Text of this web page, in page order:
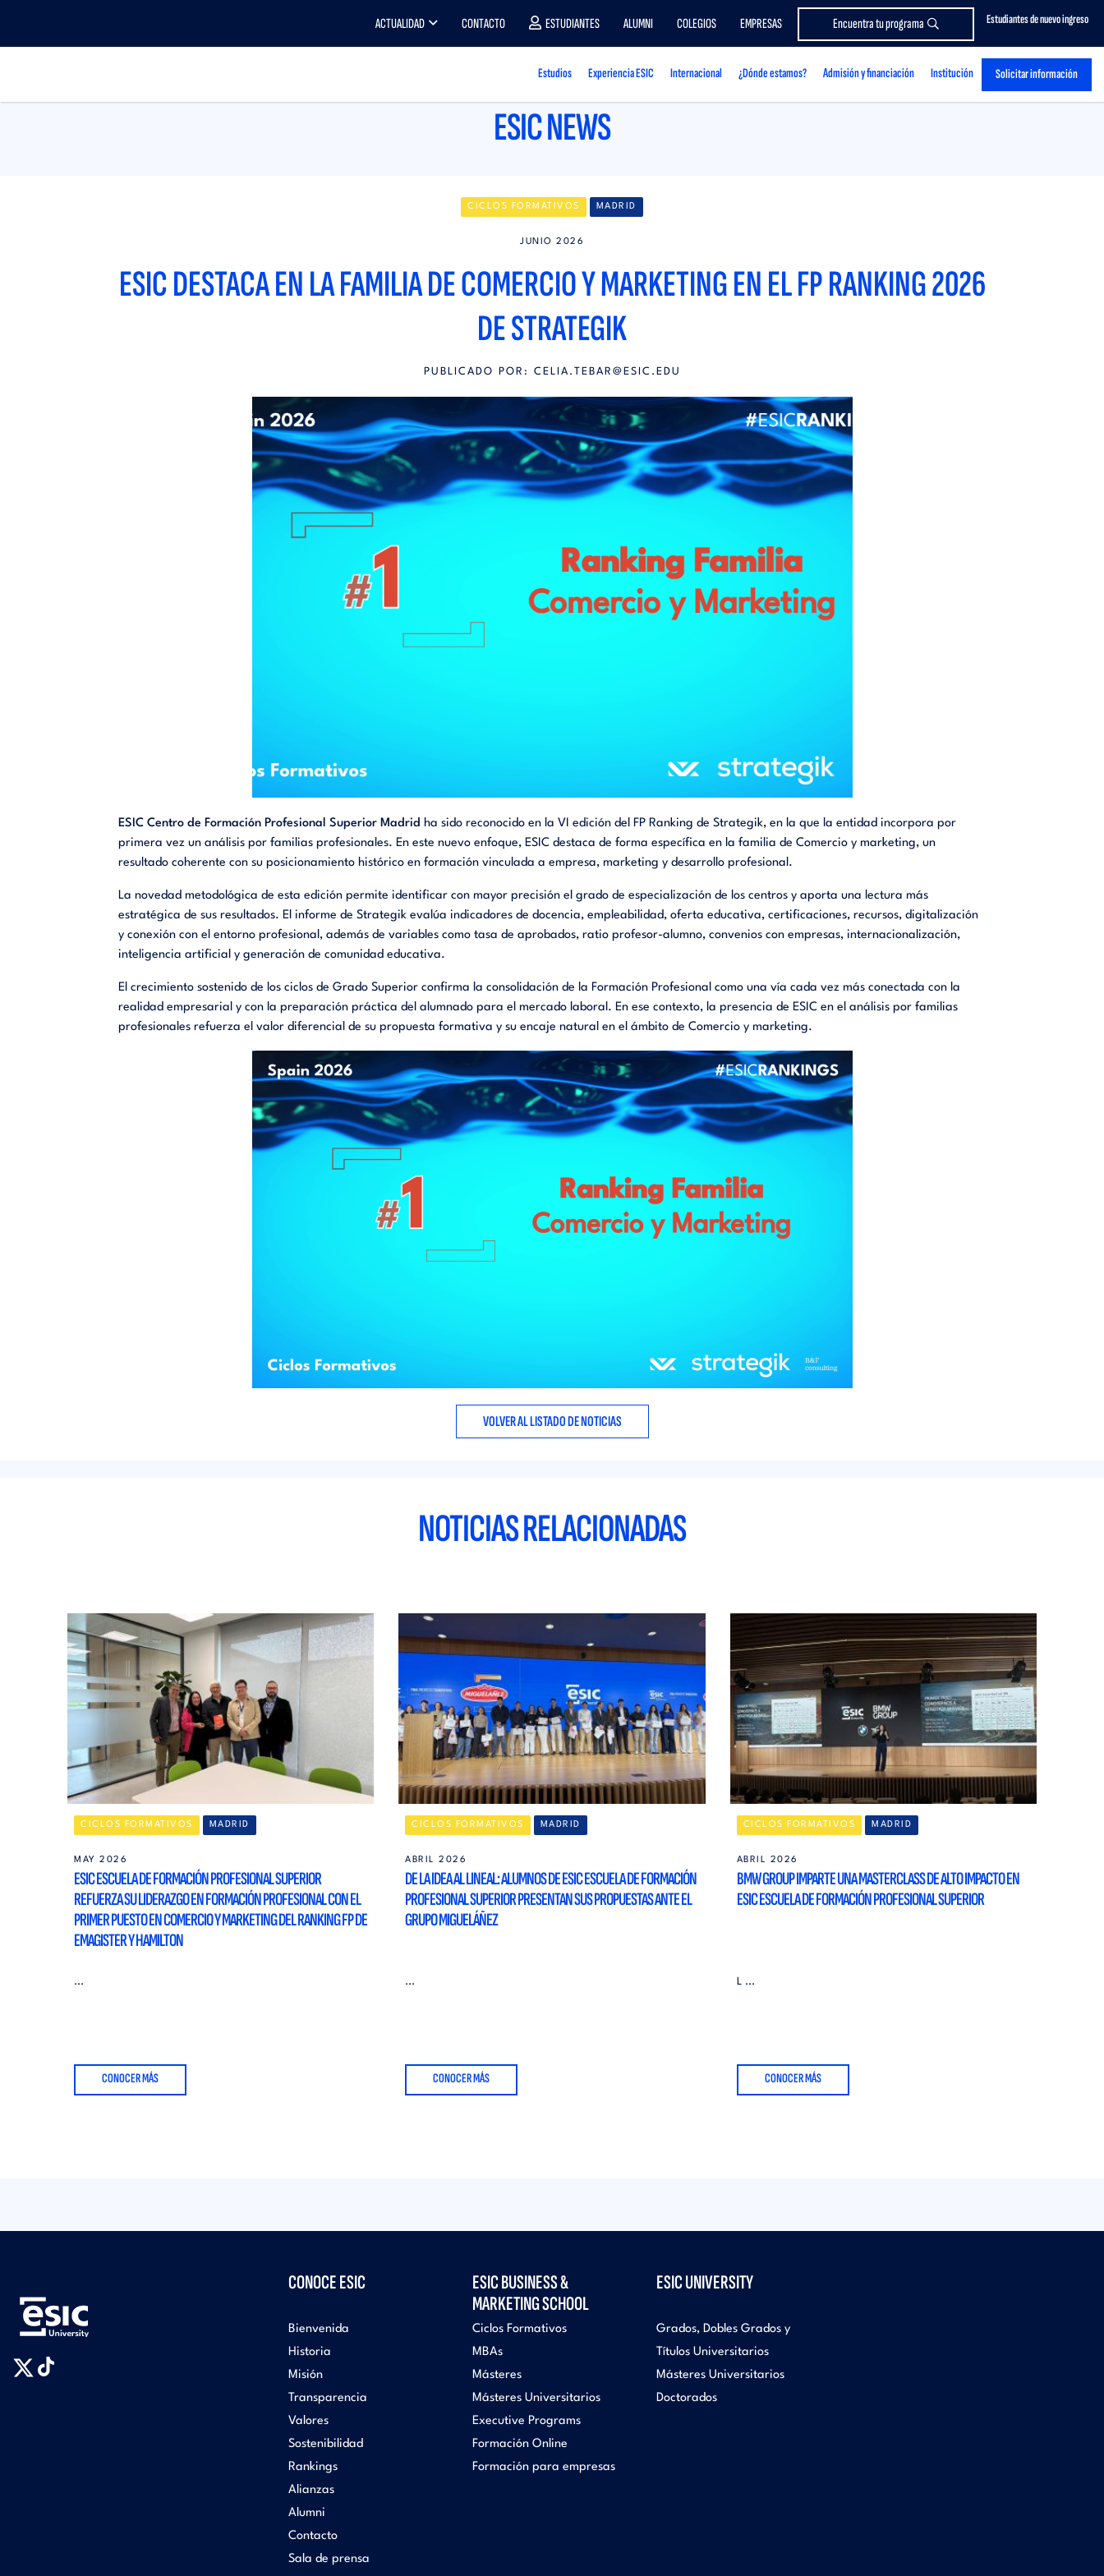
Estudiantes de nuevo ingreso
ACTUALIDAD CONTACTO ESTUDIANTES ALUMNI COLEGIOS EMPRESAS Encuentra tu programa
Estudios Experiencia ESIC Internacional ¿Dónde estamos? Admisión y financiación Institución Solicitar información
ESIC NEWS
CICLOS FORMATIVOS MADRID
JUNIO 2026
ESIC DESTACA EN LA FAMILIA DE COMERCIO Y MARKETING EN EL FP RANKING 2026
DE STRATEGIK
PUBLICADO POR: CELIA.TEBAR@ESIC.EDU
ESIC Centro de Formación Profesional Superior Madrid ha sido reconocido en la VI edición del FP Ranking de Strategik, en la que la entidad incorpora por
primera vez un análisis por familias profesionales. En este nuevo enfoque, ESIC destaca de forma específica en la familia de Comercio y marketing, un
resultado coherente con su posicionamiento histórico en formación vinculada a empresa, marketing y desarrollo profesional.
La novedad metodológica de esta edición permite identificar con mayor precisión el grado de especialización de los centros y aporta una lectura más
estratégica de sus resultados. El informe de Strategik evalúa indicadores de docencia, empleabilidad, oferta educativa, certificaciones, recursos, digitalización
y conexión con el entorno profesional, además de variables como tasa de aprobados, ratio profesor-alumno, convenios con empresas, internacionalización,
inteligencia artificial y generación de comunidad educativa.
El crecimiento sostenido de los ciclos de Grado Superior confirma la consolidación de la Formación Profesional como una vía cada vez más conectada con la
realidad empresarial y con la preparación práctica del alumnado para el mercado laboral. En ese contexto, la presencia de ESIC en el análisis por familias
profesionales refuerza el valor diferencial de su propuesta formativa y su encaje natural en el ámbito de Comercio y marketing.
VOLVER AL LISTADO DE NOTICIAS
NOTICIAS RELACIONADAS
CICLOS FORMATIVOS MADRID
MAY 2026
ESIC ESCUELA DE FORMACIÓN PROFESIONAL SUPERIOR
REFUERZA SU LIDERAZGO EN FORMACIÓN PROFESIONAL CON EL
PRIMER PUESTO EN COMERCIO Y MARKETING DEL RANKING FP DE
EMAGISTER Y HAMILTON
...
CONOCER MÁS
CICLOS FORMATIVOS MADRID
ABRIL 2026
DE LA IDEA AL LINEAL: ALUMNOS DE ESIC ESCUELA DE FORMACIÓN
PROFESIONAL SUPERIOR PRESENTAN SUS PROPUESTAS ANTE EL
GRUPO MIGUELÁÑEZ
...
CONOCER MÁS
CICLOS FORMATIVOS MADRID
ABRIL 2026
BMW GROUP IMPARTE UNA MASTERCLASS DE ALTO IMPACTO EN
ESIC ESCUELA DE FORMACIÓN PROFESIONAL SUPERIOR
L ...
CONOCER MÁS
CONOCE ESIC
Bienvenida
Historia
Misión
Transparencia
Valores
Sostenibilidad
Rankings
Alianzas
Alumni
Contacto
Sala de prensa
ESIC BUSINESS &
MARKETING SCHOOL
Ciclos Formativos
MBAs
Másteres
Másteres Universitarios
Executive Programs
Formación Online
Formación para empresas
ESIC UNIVERSITY
Grados, Dobles Grados y
Títulos Universitarios
Másteres Universitarios
Doctorados